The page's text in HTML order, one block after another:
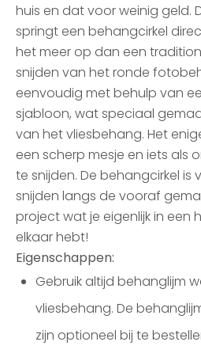
huis en dat voor weinig geld.
springt een behangcirkel
het meer op dan een
snijden van het ronde
eenvoudig met behulp van
sjabloon, wat speciaal
van het vliesbehang. Het
een scherp mesje en iets als
te snijden. De behangcirkel is
snijden langs de vooraf
project wat je eigenlijk in een
elkaar hebt!
Eigenschappen:
Gebruik altijd behanglijm
vliesbehang. De
zijn optioneel bij te